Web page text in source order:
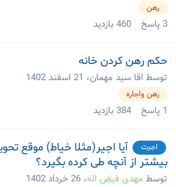
رهن
3پاسخ 460بازدید
حکم رهن کردن خانه
توسط اقا سید مهمان، 21 اسفند 1402
رهن واجاره
1 پاسخ 384بازدید
اجرت
آیا اجیر(مثلا خیاط) موقع
بیشتر از آنچه طی کرده بگیرد؟
توسط مهدی فیض اله، 26 خرداد 1402